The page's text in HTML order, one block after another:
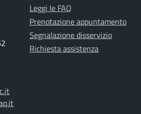
Leggi le FAQ
Prenotazione appuntamento
Segnalazione disservizio
Richiesta assistenza